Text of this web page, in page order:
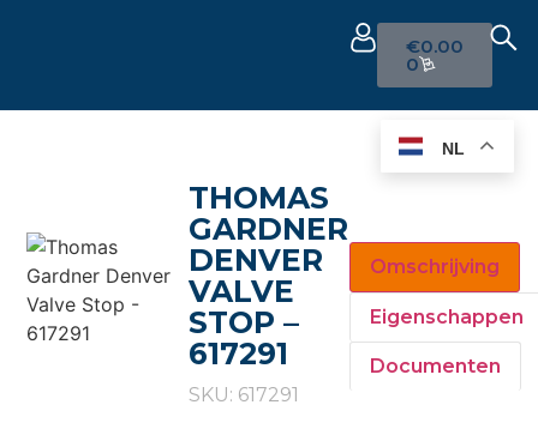
€0.00
0
THOMAS
GARDNER
DENVER
VALVE
STOP –
617291
SKU: 617291
Omschrijving
Eigenschappen
Documenten
NL